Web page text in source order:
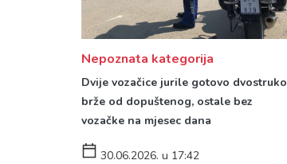
Nepoznata kategorija
Dvije vozačice jurile gotovo dvostruko
brže od dopuštenog, ostale bez
vozačke na mjesec dana
30.06.2026. u 17:42